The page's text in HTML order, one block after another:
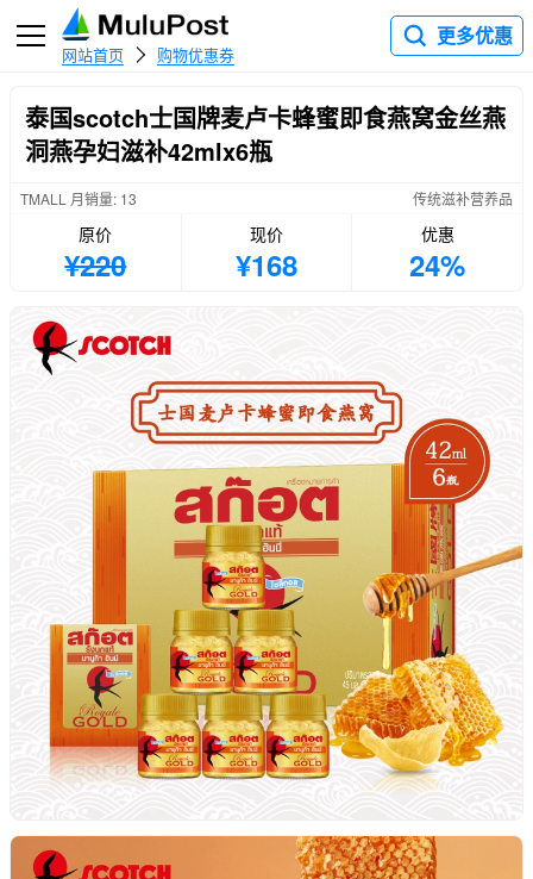
网站首页 购物优惠券
更多优惠
泰国scotch士国牌麦卢卡蜂蜜即食燕窝金丝燕
洞燕孕妇滋补42mlx6瓶
TMALL 月销量: 13 传统滋补营养品
原价
¥220
现价
¥168
优惠
24%